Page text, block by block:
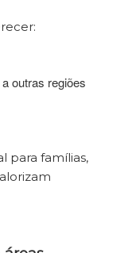
outras regiões
para famílias,